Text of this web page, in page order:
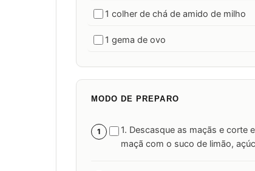
1 colher de chá de amido de milho
1 gema de ovo
MODO DE PREPARO
1
1. Descasque as maçãs e corte
maçã com o suco de limão,